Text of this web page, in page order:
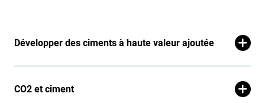
Développer des ciments à haute valeur ajoutée
CO2 et ciment